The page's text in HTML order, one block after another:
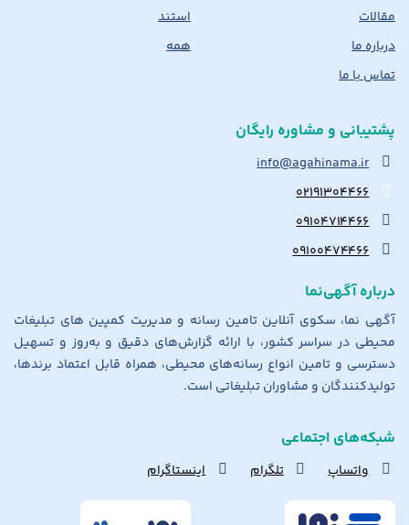
مقالات
درباره ما
تماس با ما
استند
همه
پشتیبانی و مشاوره رایگان
info@agahinama.ir
۰۲۱۹۱۳۰۴۴۶۶
۰۹۱۰۴۷۱۴۴۶۶
۰۹۱۰۰۴۷۴۴۶۶
درباره آگهی‌نما
آگهی نما، سکوی آنلاین تامین رسانه و مدیریت کمپین های تبلیغات
محیطی در سراسر کشور، با ارائه گزارش‌های دقیق و به‌روز و تسهیل
دسترسی و تامین انواع رسانه‌های محیطی، همراه قابل اعتماد برندها،
تولیدکنندگان و مشاوران تبلیغاتی است.
شبکه‌های اجتماعی
واتساپ تلگرام اینستاگرام